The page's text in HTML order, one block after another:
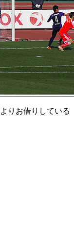
りお借りしている